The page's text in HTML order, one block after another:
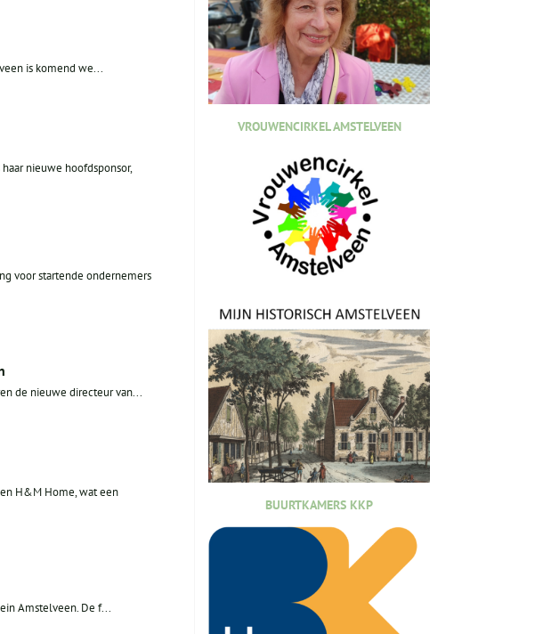
is komend we...
nieuwe hoofdsponsor,
voor startende ondernemers
de nieuwe directeur van...
H&M Home, wat een
Amstelveen. De f...
VROUWENCIRKEL AMSTELVEEN
BUURTKAMERS KKP